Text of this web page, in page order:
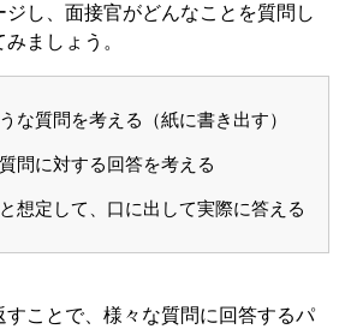
し、面接官がどんなことを質問し
ましょう。
質問を考える（紙に書き出す）
問に対する回答を考える
定して、口に出して実際に答える
すことで、様々な質問に回答するパ